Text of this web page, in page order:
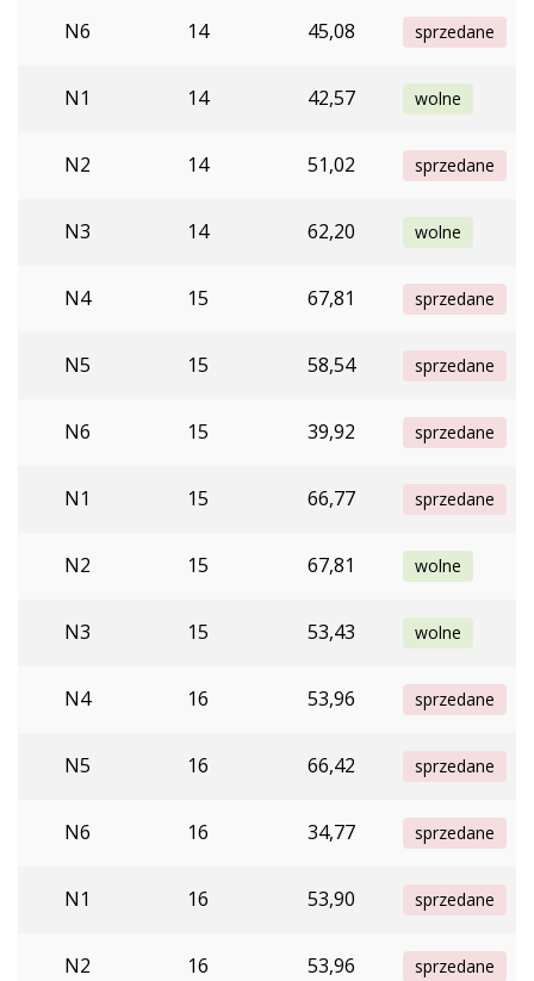
N6 14 45,08 sprzedane
N1 14 42,57 wolne
N2 14 51,02 sprzedane
N3 14 62,20 wolne
N4 15 67,81 sprzedane
N5 15 58,54 sprzedane
N6 15 39,92 sprzedane
N1 15 66,77 sprzedane
N2 15 67,81 wolne
N3 15 53,43 wolne
N4 16 53,96 sprzedane
N5 16 66,42 sprzedane
N6 16 34,77 sprzedane
N1 16 53,90 sprzedane
N2 16 53,96 sprzedane